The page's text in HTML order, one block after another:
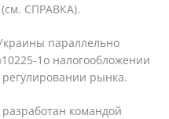
СПРАВКА).
параллельно
1о налогообложении
рынка.
командой